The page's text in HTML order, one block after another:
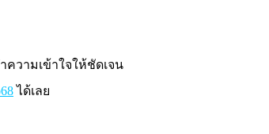
วามเข้าใจให้ชัดเจน
ได้เลย